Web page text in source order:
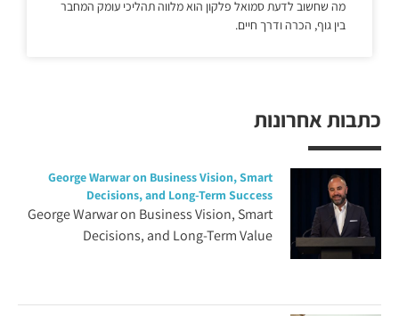
כתבות אחרונות
George Warwar on Business Vision, Smart
Decisions, and Long-Term Success
George Warwar on Business Vision, Smart
Decisions, and Long-Term Value
מה שחשוב לדעת סמואל פלקון הוא מלווה תהליכי עומק המחבר
בין גוף, הכרה ודרך חיים.